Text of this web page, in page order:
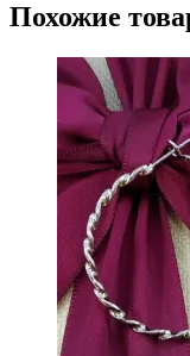
Похожие